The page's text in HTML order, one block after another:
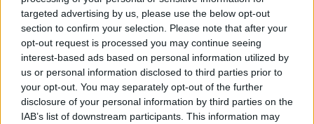
targeted advertising by us, please use the below opt-out
section to confirm your selection. Please note that after your
opt-out request is processed you may continue seeing
interest-based ads based on personal information utilized by
us or personal information disclosed to third parties prior to
your opt-out. You may separately opt-out of the further
disclosure of your personal information by third parties on the
IAB’s list of downstream participants. This information may
bútorokat vásárolt, illetve milyen átalakítási munkákért fizetett
nagyjából 37 millió forint értékben.
KÖZÉRDEKŰ ADATIGÉNYLÉS ÜGYÉBEN
VESZTETT PERT A GYŐRI POLGÁRMESTERI
HIVATAL
2023. október. 27. 07:37
Első fokon úgy ítélt a bíróság: ki kell adni a 2020-as
bútorbeszerzések részletes adatait.